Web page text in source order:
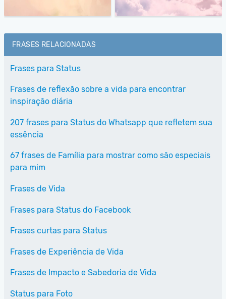
FRASES RELACIONADAS
Frases para Status
Frases de reflexão sobre a vida para encontrar
inspiração diária
207 frases para Status do Whatsapp que refletem sua
essência
67 frases de Família para mostrar como são especiais
para mim
Frases de Vida
Frases para Status do Facebook
Frases curtas para Status
Frases de Experiência de Vida
Frases de Impacto e Sabedoria de Vida
Status para Foto